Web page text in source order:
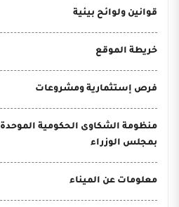
قوانين ولوائح بيئية
خريطة الموقع
فرص إستثمارية ومشروعات
منظومة الشكاوى الحكومية الموحدة
بمجلس الوزراء
معلومات عن الميناء